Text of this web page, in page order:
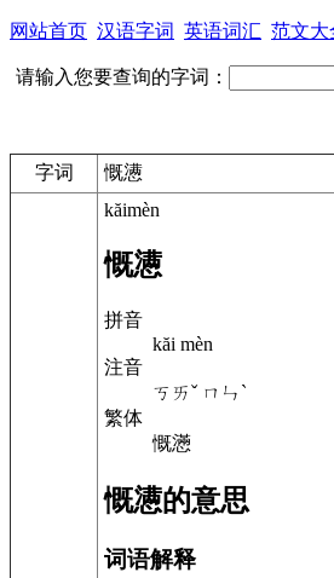
网站首页 汉语字词 英语词汇 范文大
请输入您要查询的字词：
字词 慨懑
kăimèn
慨懑
拼音
kăi mèn
注音
ㄎㄞˇ ㄇㄣˋ
繁体
慨懣
慨懑的意思
词语解释